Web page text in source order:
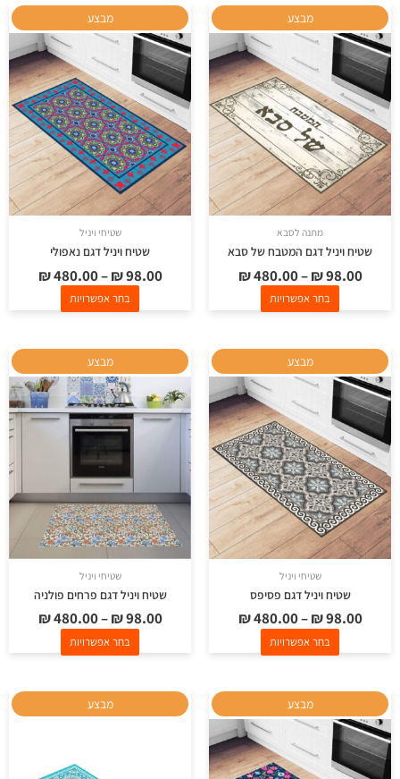
מבצע
מתנה לסבא
שטיח ויניל דגם המטבח של סבא
₪98.00
–
₪480.00
בחר אפשרויות
זה
יש
מספר
סוגים.
ניתן
לבחור
את
האפשרויות
בעמוד
מבצע
שטיחי ויניל
שטיח ויניל דגם נאפולי
₪98.00
–
₪480.00
בחר אפשרויות
זה
יש
מספר
סוגים.
ניתן
לבחור
את
האפשרויות
בעמוד
מבצע
שטיחי ויניל
שטיח ויניל דגם פסיפס
₪98.00
–
₪480.00
בחר אפשרויות
זה
יש
מספר
סוגים.
ניתן
לבחור
את
האפשרויות
בעמוד
מבצע
שטיחי ויניל
שטיח ויניל דגם פרחים פולניה
₪98.00
–
₪480.00
בחר אפשרויות
זה
מספר
לבחור
את
האפשרויות
בעמוד
מבצע
זה
יש
מספר
מבצע
זה
מספר